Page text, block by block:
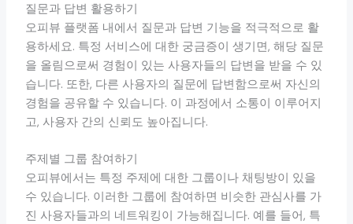
질문과 답변 활용하기
오피뷰 플랫폼 내에서 질문과 답변 기능을 적극적으로 활
용하세요. 특정 서비스에 대한 궁금증이 생기면, 해당 질문
을 올림으로써 경험이 있는 사용자들의 답변을 받을 수 있
습니다. 또한, 다른 사용자의 질문에 답변함으로써 자신의
경험을 공유할 수 있습니다. 이 과정에서 소통이 이루어지
고, 사용자 간의 신뢰도 높아집니다.
주제별 그룹 참여하기
오피뷰에서는 특정 주제에 대한 그룹이나 채팅방이 있을
수 있습니다. 이러한 그룹에 참여하면 비슷한 관심사를 가
진 사용자들과의 네트워킹이 가능해집니다. 예를 들어, 특